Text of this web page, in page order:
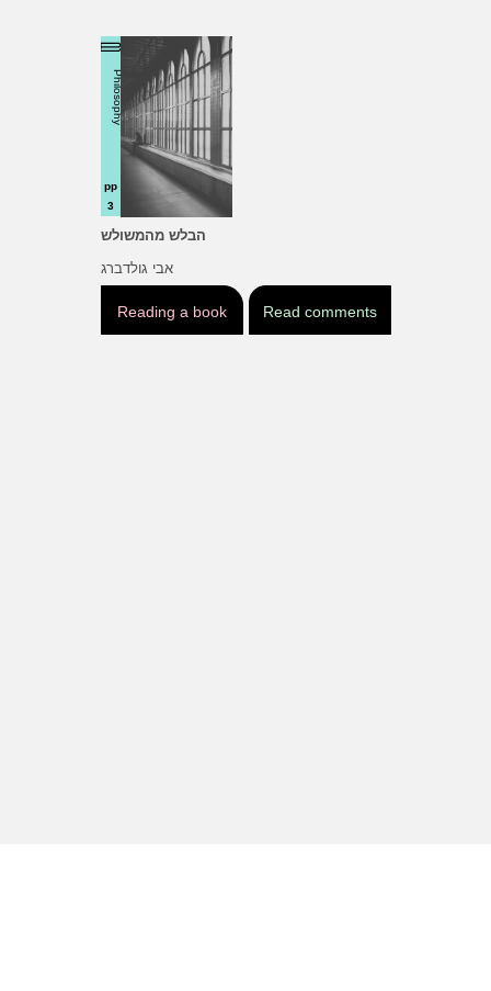
Philosophy
pp
3
הבלש מהמשולש
אבי גולדברג
Read comments
Reading a book